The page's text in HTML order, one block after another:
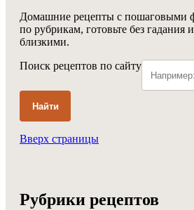
Домашние рецепты с пошаговыми
по рубрикам, готовьте без гадания
близкими.
Поиск рецептов по сайту
Найти
Вверх страницы
Рубрики рецептов